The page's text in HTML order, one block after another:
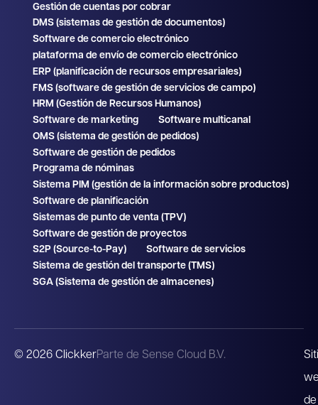
Gestión de cuentas por cobrar
DMS (sistemas de gestión de documentos)
Software de comercio electrónico
plataforma de envío de comercio electrónico
ERP (planificación de recursos empresariales)
FMS (software de gestión de servicios de campo)
HRM (Gestión de Recursos Humanos)
Software de marketing
Software multicanal
OMS (sistema de gestión de pedidos)
Software de gestión de pedidos
Programa de nóminas
Sistema PIM (gestión de la información sobre productos)
Software de planificación
Sistemas de punto de venta (TPV)
Software de gestión de proyectos
S2P (Source-to-Pay)
Software de servicios
Sistema de gestión del transporte (TMS)
SGA (Sistema de gestión de almacenes)
© 2026 ClickkerParte de Sense Cloud B.V.
de